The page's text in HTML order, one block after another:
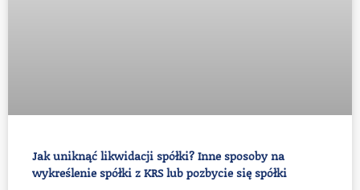
Jak uniknąć likwidacji spółki? Inne sposoby na
wykreślenie spółki z KRS lub pozbycie się spółki